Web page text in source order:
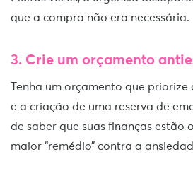
que a compra não era necessária.
3. Crie um orçamento
Tenha um orçamento que
e a criação de uma reserva de
de saber que suas finanças estão
maior “remédio” contra a